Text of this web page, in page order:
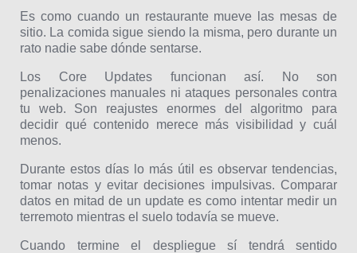
Es como cuando un restaurante mueve las mesas de
sitio. La comida sigue siendo la misma, pero durante un
rato nadie sabe dónde sentarse.
Los Core Updates funcionan así. No son
penalizaciones manuales ni ataques personales contra
tu web. Son reajustes enormes del algoritmo para
decidir qué contenido merece más visibilidad y cuál
menos.
Durante estos días lo más útil es observar tendencias,
tomar notas y evitar decisiones impulsivas. Comparar
datos en mitad de un update es como intentar medir un
terremoto mientras el suelo todavía se mueve.
Cuando termine el despliegue sí tendrá sentido